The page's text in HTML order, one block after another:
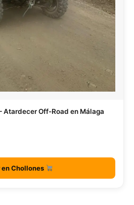
Atardecer Off-Road en Málaga
en Chollones